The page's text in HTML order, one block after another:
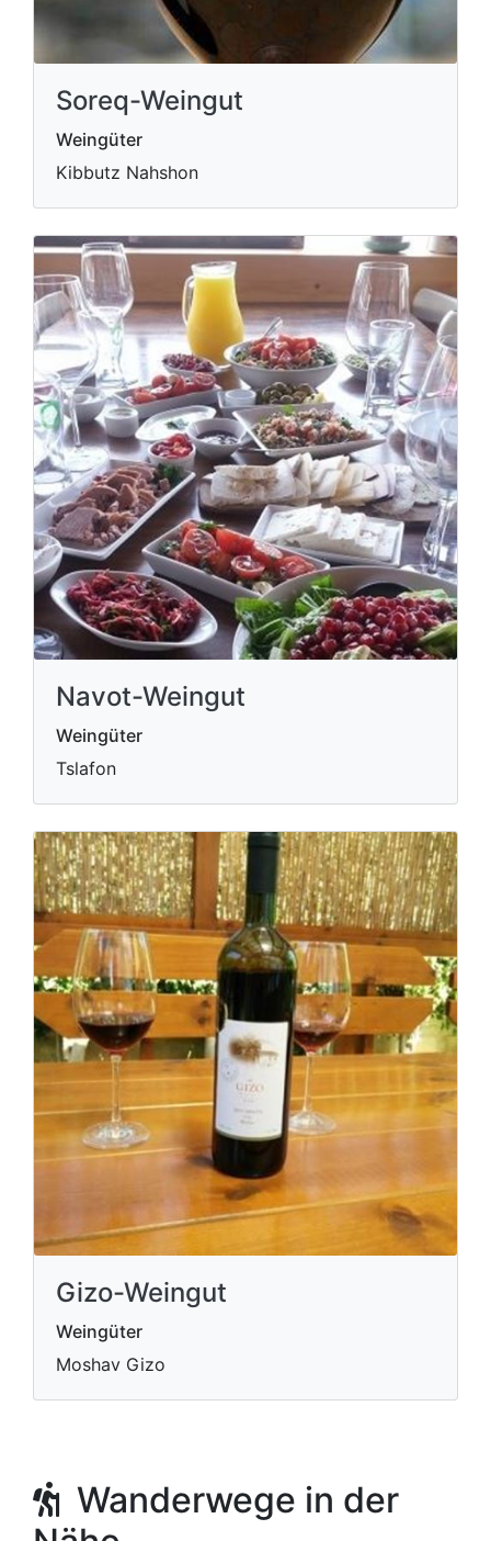
Soreq-Weingut
Weingüter
Kibbutz Nahshon
Navot-Weingut
Weingüter
Tslafon
Gizo-Weingut
Weingüter
Moshav Gizo
Wanderwege in der